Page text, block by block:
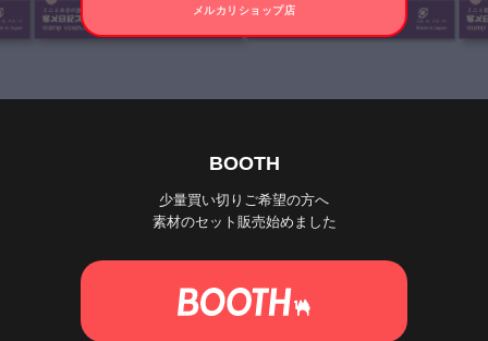
メルカリショップ店
BOOTH
少量買い切りご希望の方へ
素材のセット販売始めました